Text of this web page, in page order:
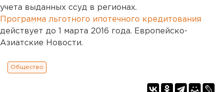
учета выданных ссуд в регионах.
Программа льготного ипотечного кредитования
действует до 1 марта 2016 года. Европейско-
Азиатские Новости.
Общество